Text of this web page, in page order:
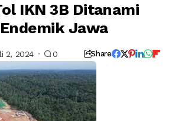
IKN 3B Ditanami
Jawa
2, 2024 0 Share